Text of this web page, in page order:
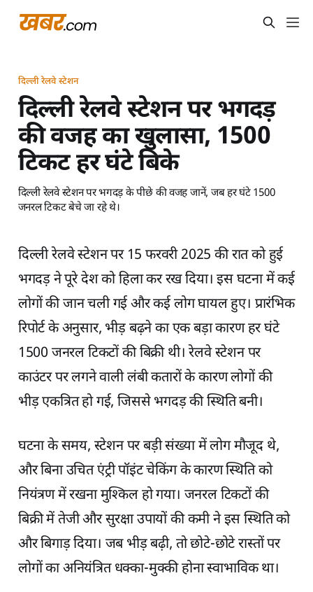
दिल्ली रेलवे स्टेशन
दिल्ली रेलवे स्टेशन पर भगदड़
की वजह का खुलासा, 1500
टिकट हर घंटे बिके
दिल्ली रेलवे स्टेशन पर भगदड़ के पीछे की वजह जानें, जब हर घंटे 1500
जनरल टिकट बेचे जा रहे थे।
दिल्ली रेलवे स्टेशन पर 15 फरवरी 2025 की रात को हुई
भगदड़ ने पूरे देश को हिला कर रख दिया। इस घटना में कई
लोगों की जान चली गई और कई लोग घायल हुए। प्रारंभिक
रिपोर्ट के अनुसार, भीड़ बढ़ने का एक बड़ा कारण हर घंटे
1500 जनरल टिकटों की बिक्री थी। रेलवे स्टेशन पर
काउंटर पर लगने वाली लंबी कतारों के कारण लोगों की
भीड़ एकत्रित हो गई, जिससे भगदड़ की स्थिति बनी।
घटना के समय, स्टेशन पर बड़ी संख्या में लोग मौजूद थे,
और बिना उचित एंट्री पॉइंट चेकिंग के कारण स्थिति को
नियंत्रण में रखना मुश्किल हो गया। जनरल टिकटों की
बिक्री में तेजी और सुरक्षा उपायों की कमी ने इस स्थिति को
और बिगाड़ दिया। जब भीड़ बढ़ी, तो छोटे-छोटे रास्तों पर
लोगों का अनियंत्रित धक्का-मुक्की होना स्वाभाविक था।